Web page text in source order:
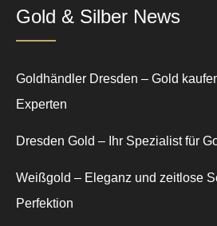
Gold & Silber News
Goldhändler Dresden – Gold
Experten
Dresden Gold – Ihr Spezialist für
Weißgold – Eleganz und zeitlose
Perfektion